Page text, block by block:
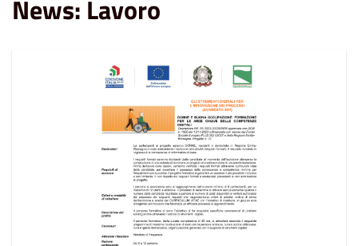
News: Lavoro